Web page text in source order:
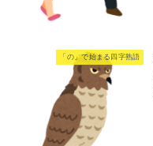
「の」で始まる四字熟語